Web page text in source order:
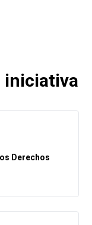
iniciativa
Derechos